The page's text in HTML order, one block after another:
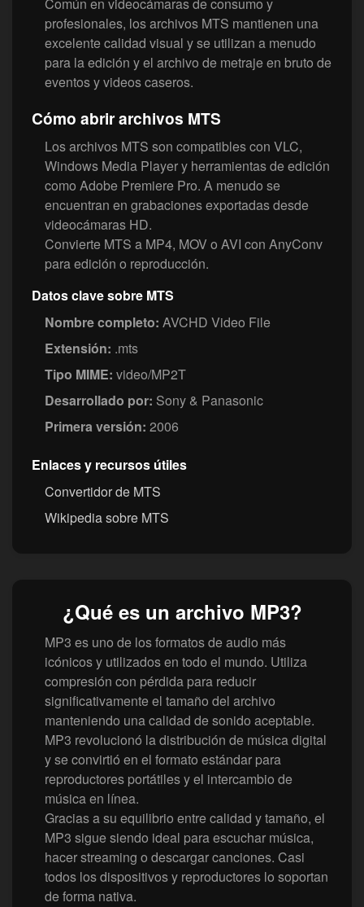
profesionales, los archivos MTS mantienen una
excelente calidad visual y se utilizan a menudo
para la edición y el archivo de metraje en bruto de
eventos y videos caseros.
Cómo abrir archivos MTS
Los archivos MTS son compatibles con VLC,
Windows Media Player y herramientas de edición
como Adobe Premiere Pro. A menudo se
encuentran en grabaciones exportadas desde
videocámaras HD.
Convierte MTS a MP4, MOV o AVI con AnyConv
para edición o reproducción.
Datos clave sobre MTS
Nombre completo: AVCHD Video File
Extensión: .mts
Tipo MIME: video/MP2T
Desarrollado por: Sony & Panasonic
Primera versión: 2006
Enlaces y recursos útiles
Convertidor de MTS
Wikipedia sobre MTS
¿Qué es un archivo MP3?
MP3 es uno de los formatos de audio más
icónicos y utilizados en todo el mundo. Utiliza
compresión con pérdida para reducir
significativamente el tamaño del archivo
manteniendo una calidad de sonido aceptable.
MP3 revolucionó la distribución de música digital
y se convirtió en el formato estándar para
reproductores portátiles y el intercambio de
música en línea.
Gracias a su equilibrio entre calidad y tamaño, el
MP3 sigue siendo ideal para escuchar música,
hacer streaming o descargar canciones. Casi
todos los dispositivos y reproductores lo soportan
de forma nativa.